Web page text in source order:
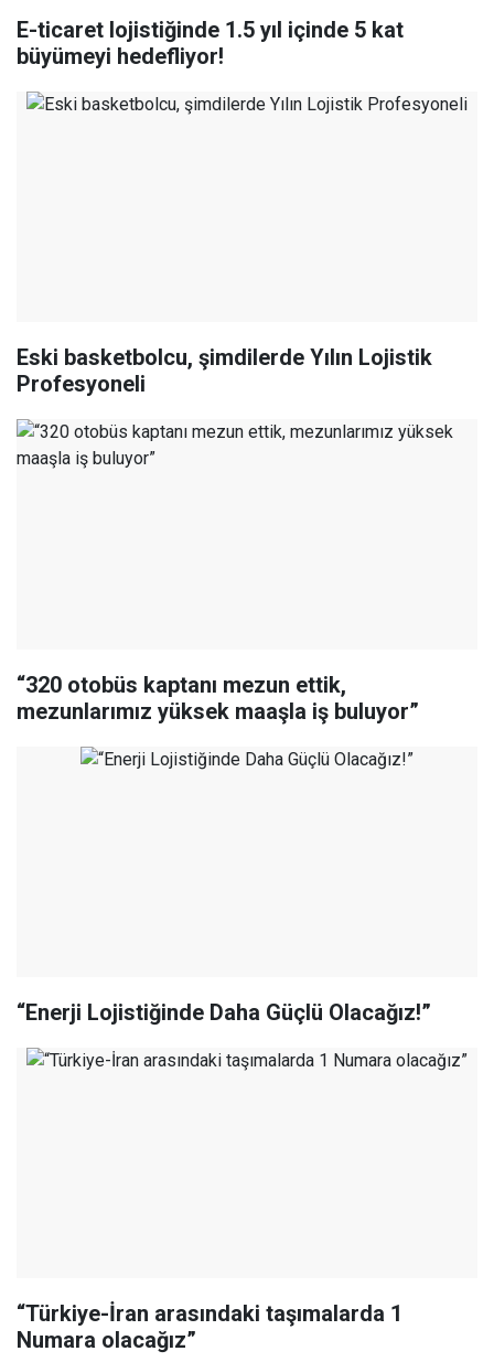
E-ticaret lojistiğinde 1.5 yıl içinde 5 kat
büyümeyi hedefliyor!
Eski basketbolcu, şimdilerde Yılın Lojistik
Profesyoneli
“320 otobüs kaptanı mezun ettik,
mezunlarımız yüksek maaşla iş buluyor”
“Enerji Lojistiğinde Daha Güçlü Olacağız!”
“Türkiye-İran arasındaki taşımalarda 1
Numara olacağız”